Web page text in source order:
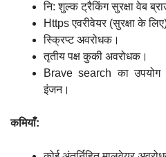
नि: शुल्क ट्रैकिंग सुरक्षा वेब
Https एवरीवेयर (सुरक्षा के
स्क्रिप्ट अवरोधक।
तृतीय पक्ष कुकी अवरोधक।
Brave search का
इंजन।
कमियाँ: